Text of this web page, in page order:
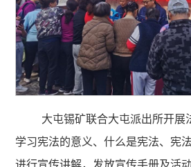
大屯锡矿联合大屯派出所开展
学习宪法的意义、什么是宪法、宪
进行宣传讲解，发放宣传手册及活